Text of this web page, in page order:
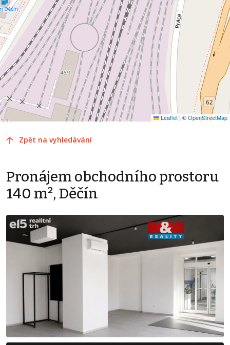
Leaflet | ©OpenStreetMap
Zpět na vyhledávání
Pronájem obchodního prostoru
140 m², Děčín